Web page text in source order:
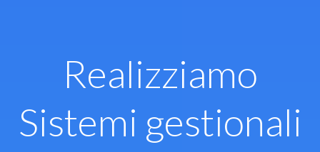
Realizziamo
Sistemi gestionali